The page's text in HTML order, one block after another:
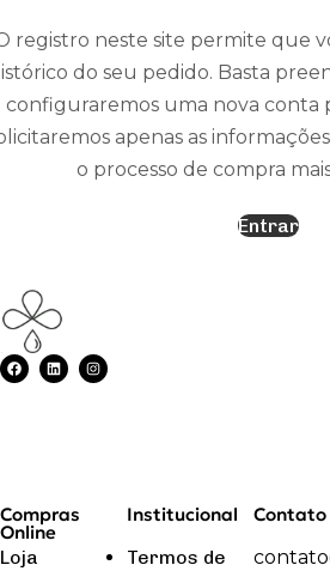
registro neste site permite que
do seu pedido. Basta
configuraremos uma nova conta
apenas as
o processo de compra
Entrar
Compras
Online
Loja
Institucional
Termos de
Contato